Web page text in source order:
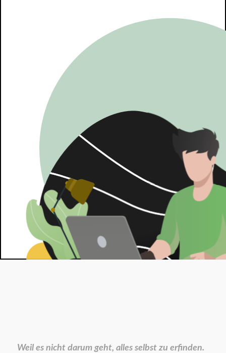
Weil es nicht darum geht, alles selbst zu erfinden.